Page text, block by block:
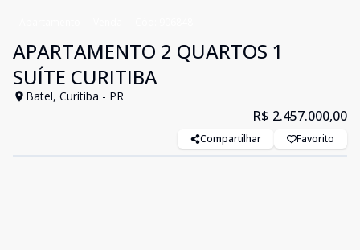
APARTAMENTO 2 QUARTOS 1
SUÍTE CURITIBA
Batel, Curitiba - PR
R$ 2.457.000,00
Compartilhar Favorito